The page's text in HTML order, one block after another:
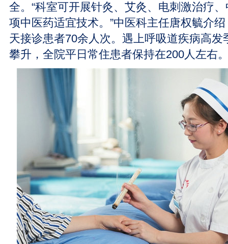
全。“科室可开展针灸、艾灸、电刺激治疗
项中医药适宜技术。”中医科主任唐权毓介
天接诊患者70余人次。遇上呼吸道疾病高发
攀升，全院平日常住患者保持在200人左右